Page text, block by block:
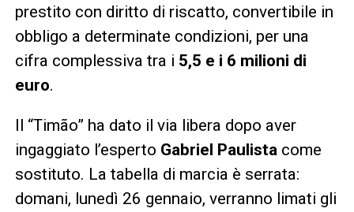
prestito con diritto di riscatto, convertibile in
obbligo a determinate condizioni, per una
cifra complessiva tra i 5,5 e i 6 milioni di
euro.
Il “Timão” ha dato il via libera dopo aver
ingaggiato l’esperto Gabriel Paulista come
sostituto. La tabella di marcia è serrata:
domani, lunedì 26 gennaio, verranno limati gli